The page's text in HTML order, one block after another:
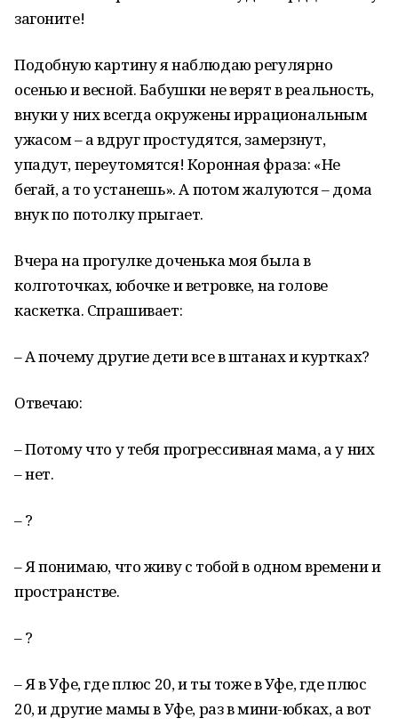
загоните!
Подобную картину я наблюдаю регулярно
осенью и весной. Бабушки не верят в реальность,
внуки у них всегда окружены иррациональным
ужасом – а вдруг простудятся, замерзнут,
упадут, переутомятся! Коронная фраза: «Не
бегай, а то устанешь». А потом жалуются – дома
внук по потолку прыгает.
Вчера на прогулке доченька моя была в
колготочках, юбочке и ветровке, на голове
каскетка. Спрашивает:
– А почему другие дети все в штанах и куртках?
Отвечаю:
– Потому что у тебя прогрессивная мама, а у них
– нет.
– ?
– Я понимаю, что живу с тобой в одном времени и
пространстве.
– ?
– Я в Уфе, где плюс 20, и ты тоже в Уфе, где плюс
20, и другие мамы в Уфе, раз в мини-юбках, а вот